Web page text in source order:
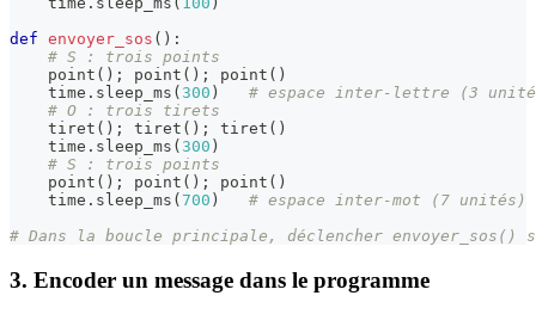
def envoyer_sos ( ) :
# S : trois points
    point
( ) ; point ( ) ; point ( )
    time
. sleep_ms ( 300 )
# espace inter-lettre (3
# O : trois tirets
    tiret
( ) ; tiret ( ) ; tiret ( )
    time
. sleep_ms ( 300 )
# S : trois points
    point
( ) ; point ( ) ; point ( )
    time
. sleep_ms ( 700 )
# espace inter-mot (7 unités)
# Dans la boucle principale, déclencher envoyer_sos()
3. Encoder un message dans le programme